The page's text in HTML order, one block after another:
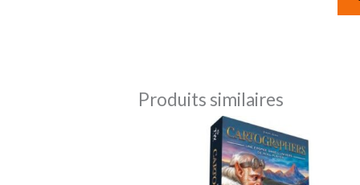
Produits similaires